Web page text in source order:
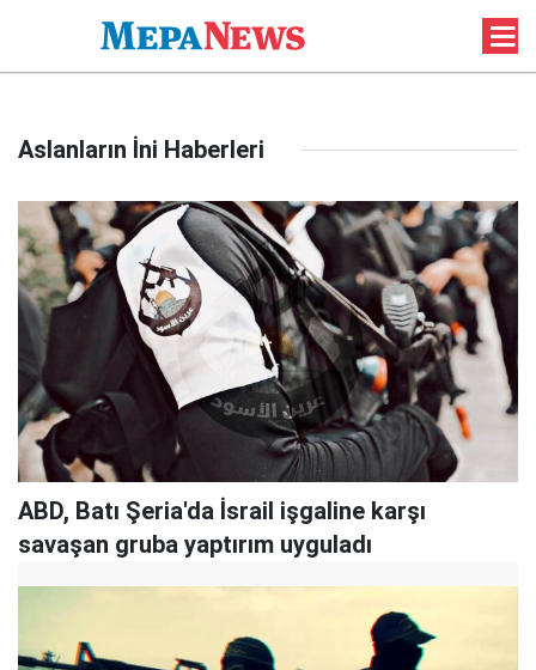
Aslanların İni Haberleri
ABD, Batı Şeria'da İsrail işgaline karşı
savaşan gruba yaptırım uyguladı